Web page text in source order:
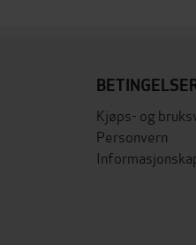
Kjøps- og
Personvern